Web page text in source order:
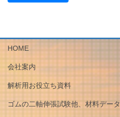
HOME
会社案内
解析用お役立ち資料
ゴムの二軸伸張試験他、材料データ